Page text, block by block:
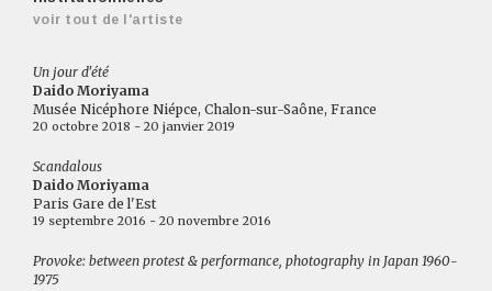
voir tout de l'artiste
Un jour d'été
Daido Moriyama
Musée Nicéphore Niépce, Chalon-sur-Saône, France
20 octobre 2018 - 20 janvier 2019
Scandalous
Daido Moriyama
Paris Gare de l'Est
19 septembre 2016 - 20 novembre 2016
Provoke: between protest & performance, photography in Japan 1960-
1975